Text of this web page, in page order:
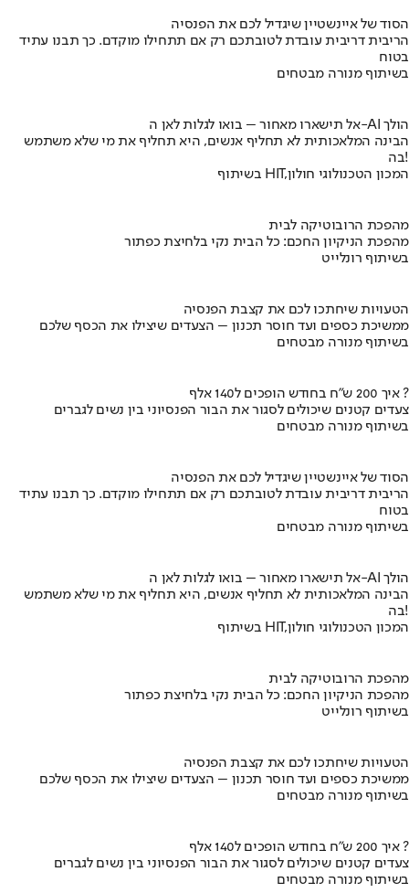
הסוד של איינשטיין שיגדיל לכם את הפנסיה
הריבית דריבית עובדת לטובתכם רק אם תתחילו מוקדם. כך תבנו עתיד
בטוח
בשיתוף מנורה מבטחים
אל תישארו מאחור – בואו לגלות לאן ה-AI הולך
הבינה המלאכותית לא תחליף אנשים, היא תחליף את מי שלא משתמש
בה!
בשיתוף HIT,המכון הטכנולוגי חולון
מהפכת הרובוטיקה לבית
מהפכת הניקיון החכם: כל הבית נקי בלחיצת כפתור
בשיתוף רונלייט
הטעויות שיחתכו לכם את קצבת הפנסיה
ממשיכת כספים ועד חוסר תכנון – הצעדים שיצילו את הכסף שלכם
בשיתוף מנורה מבטחים
איך 200 ש"ח בחודש הופכים ל140 אלף ?
צעדים קטנים שיכולים לסגור את הבור הפנסיוני בין נשים לגברים
בשיתוף מנורה מבטחים
הסוד של איינשטיין שיגדיל לכם את הפנסיה
הריבית דריבית עובדת לטובתכם רק אם תתחילו מוקדם. כך תבנו עתיד
בטוח
בשיתוף מנורה מבטחים
אל תישארו מאחור – בואו לגלות לאן ה-AI הולך
הבינה המלאכותית לא תחליף אנשים, היא תחליף את מי שלא משתמש
בה!
בשיתוף HIT,המכון הטכנולוגי חולון
מהפכת הרובוטיקה לבית
מהפכת הניקיון החכם: כל הבית נקי בלחיצת כפתור
בשיתוף רונלייט
הטעויות שיחתכו לכם את קצבת הפנסיה
ממשיכת כספים ועד חוסר תכנון – הצעדים שיצילו את הכסף שלכם
בשיתוף מנורה מבטחים
איך 200 ש"ח בחודש הופכים ל140 אלף ?
צעדים קטנים שיכולים לסגור את הבור הפנסיוני בין נשים לגברים
בשיתוף מנורה מבטחים